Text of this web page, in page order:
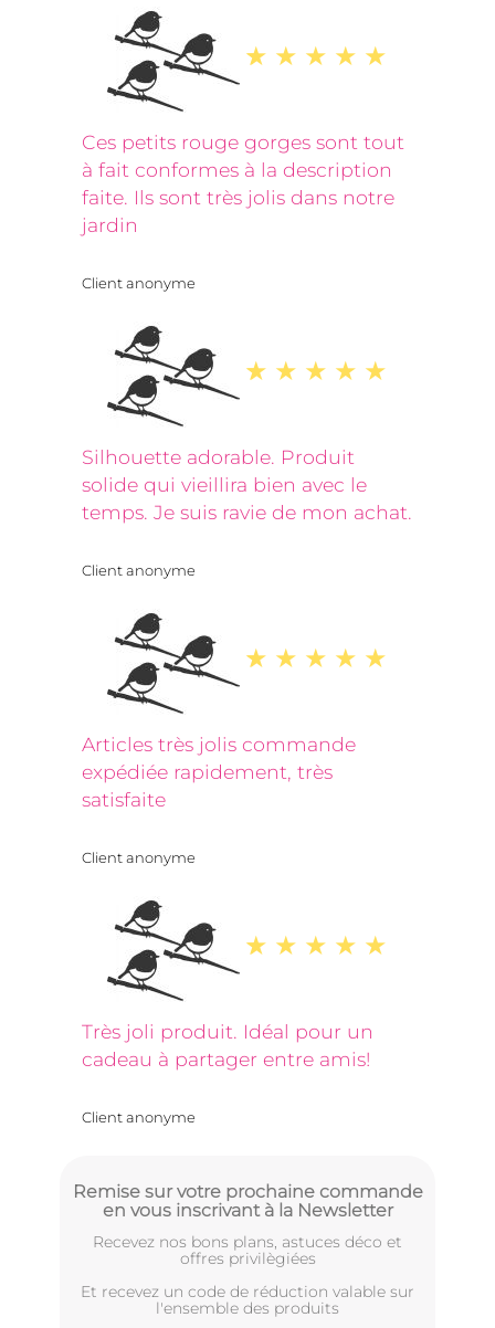
Ces petits rouge gorges sont tout
à fait conformes à la description
faite. Ils sont très jolis dans notre
jardin
Client anonyme
Silhouette adorable. Produit
solide qui vieillira bien avec le
temps. Je suis ravie de mon achat.
Client anonyme
Articles très jolis commande
expédiée rapidement, très
satisfaite
Client anonyme
Très joli produit. Idéal pour un
cadeau à partager entre amis!
Client anonyme
Remise sur votre prochaine commande
en vous inscrivant à la Newsletter
Recevez nos bons plans, astuces déco et
offres privilègiées
Et recevez un code de réduction valable sur
l'ensemble des produits